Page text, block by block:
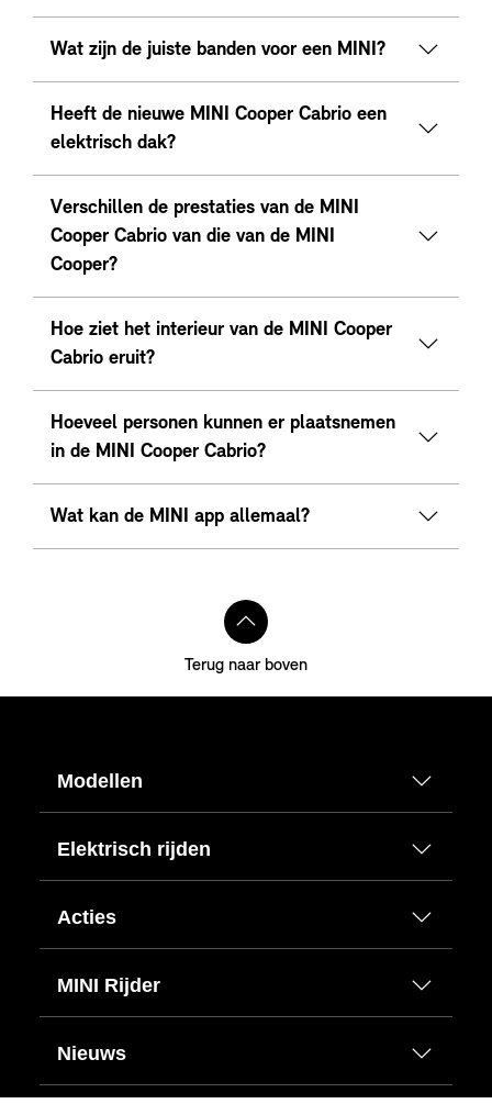
Wat zijn de juiste banden voor een MINI?
Heeft de nieuwe MINI Cooper Cabrio een
elektrisch dak?
Verschillen de prestaties van de MINI
Cooper Cabrio van die van de MINI
Cooper?
Hoe ziet het interieur van de MINI Cooper
Cabrio eruit?
Hoeveel personen kunnen er plaatsnemen
in de MINI Cooper Cabrio?
Wat kan de MINI app allemaal?
Terug naar boven
Modellen
Elektrisch rijden
Acties
MINI Rijder
Nieuws